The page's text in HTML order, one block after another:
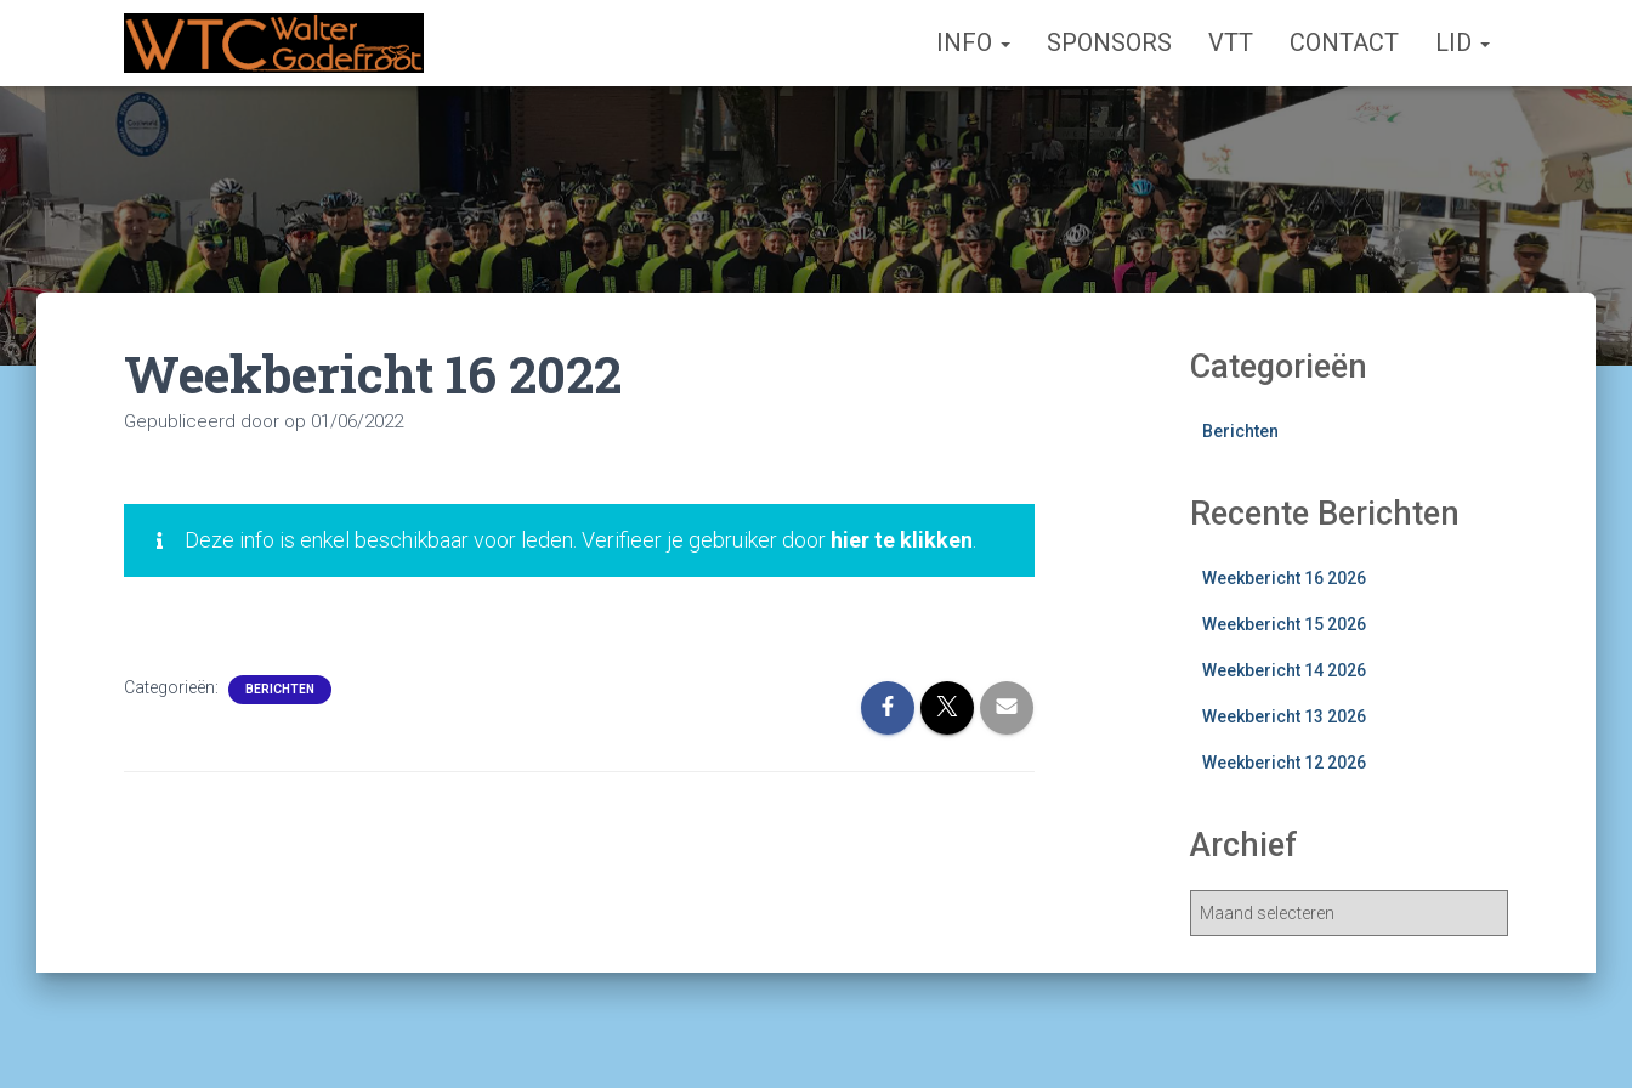
INFO SPONSORS VTT CONTACT LID
Weekbericht 16 2022
Gepubliceerd door op 01/06/2022
Deze info is enkel beschikbaar voor leden. Verifieer je gebruiker door hier te klikken
Categorieën: BERICHTEN
Categorieën
Berichten
Recente Berichten
Weekbericht 16 2026
Weekbericht 15 2026
Weekbericht 14 2026
Weekbericht 13 2026
Weekbericht 12 2026
Archief
h